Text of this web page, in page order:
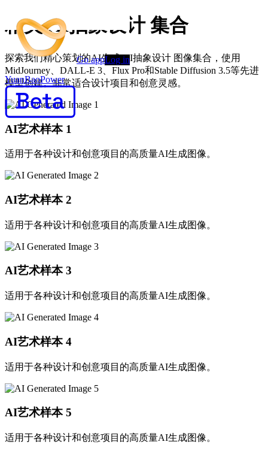
YuanBaoPower
Go appLog in
精美 AI抽象设计 集合
探索我们精心策划的AI生成 AI抽象设计 图像集合，使用
MidJourney、DALL-E 3、Flux Pro和Stable Diffusion 3.5等先进
模型创建。非常适合设计项目和创意灵感。
AI艺术样本 1
适用于各种设计和创意项目的高质量AI生成图像。
AI艺术样本 2
适用于各种设计和创意项目的高质量AI生成图像。
AI艺术样本 3
适用于各种设计和创意项目的高质量AI生成图像。
AI艺术样本 4
适用于各种设计和创意项目的高质量AI生成图像。
AI艺术样本 5
适用于各种设计和创意项目的高质量AI生成图像。